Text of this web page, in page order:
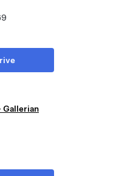
Gallerian